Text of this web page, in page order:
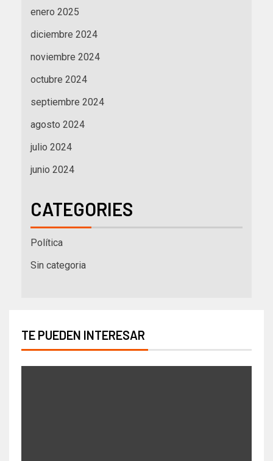
enero 2025
diciembre 2024
noviembre 2024
octubre 2024
septiembre 2024
agosto 2024
julio 2024
junio 2024
CATEGORIES
Política
Sin categoria
TE PUEDEN INTERESAR